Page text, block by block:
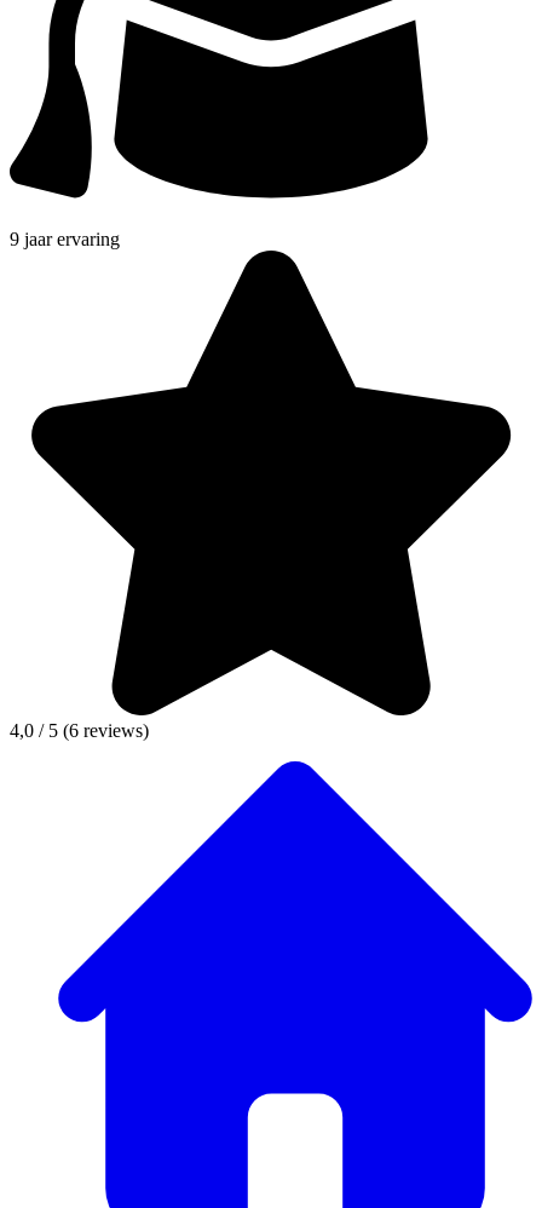
9 jaar ervaring
4,0 / 5 (6 reviews)